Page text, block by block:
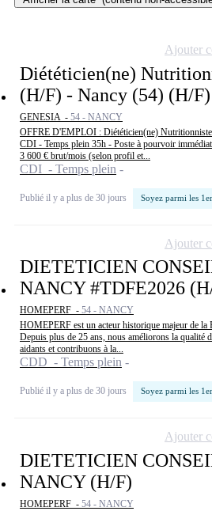
Diététicien(ne)
(H/F) - Nancy (54) (H/F)
GENESIA - 54 - NANCY
OFFRE D'EMPLOI : Diététicien(ne)
CDI - Temps plein 35h - Poste à pourvoir
3 600 € brut/mois (selon profil et...
CDI - Temps plein
Publié il y a plus de 30 jours Soyez parmi les
Ajouter
DIETETICIEN
NANCY #TDFE2026
HOMEPERF - 54 - NANCY
HOMEPERF est un acteur historique majeur de la
Depuis plus de 25 ans, nous améliorons la qualité
aidants et contribuons à la...
CDD - Temps plein
Publié il y a plus de 30 jours Soyez parmi les
Ajouter
DIETETICIEN
NANCY (H/F)
HOMEPERF - 54 - NANCY
Ajouter